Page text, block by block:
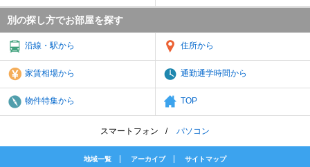
別の探し方でお部屋を探す
沿線・駅から 住所から
家賃相場から 通勤通学時間から
物件特集から TOP
スマートフォン パソコン
地域一覧 アーカイブ サイトマップ